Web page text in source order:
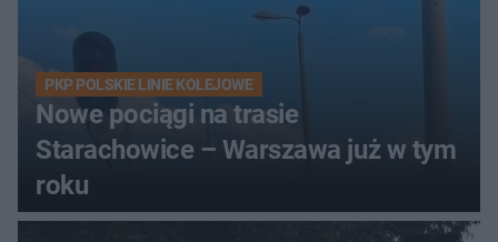
PKP POLSKIE LINIE KOLEJOWE
Nowe pociągi na trasie
Starachowice – Warszawa już w tym
roku